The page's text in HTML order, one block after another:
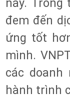
này.
đem đến
ứng tốt
mình.
các doanh
hành trình